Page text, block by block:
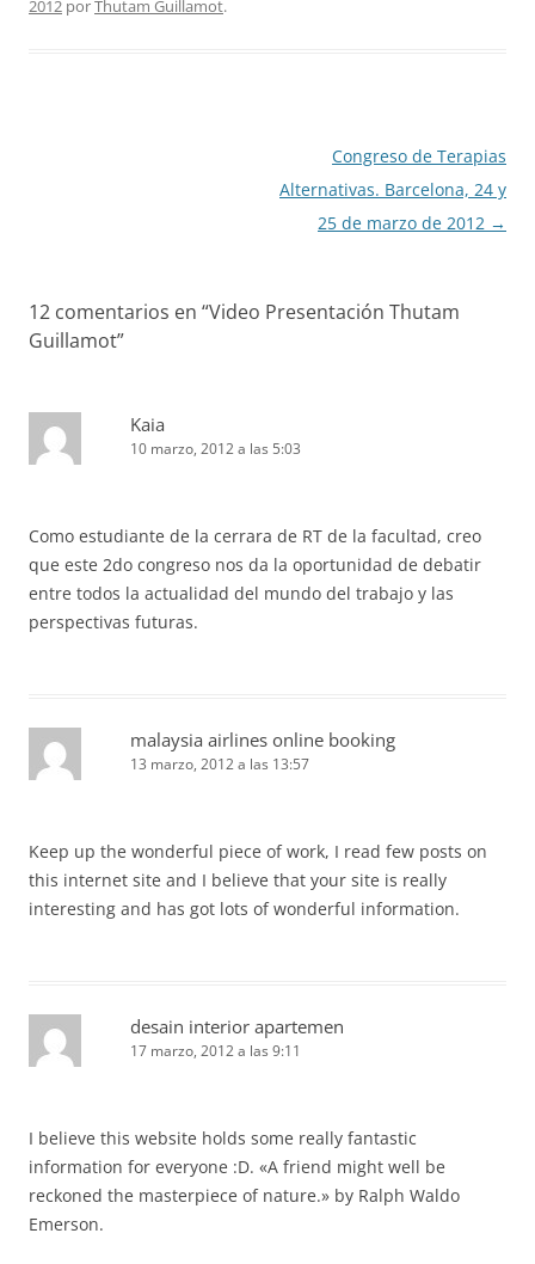
2012 porThutam Guillamot.
Congreso de Terapias
Alternativas. Barcelona, 24 y
25 de marzo de 2012 →
12 comentarios en “Video Presentación Thutam
Guillamot”
Kaia
10 marzo, 2012 a las 5:03
Como estudiante de la cerrara de RT de la facultad, creo
que este 2do congreso nos da la oportunidad de debatir
entre todos la actualidad del mundo del trabajo y las
perspectivas futuras.
malaysia airlines online booking
13 marzo, 2012 a las 13:57
Keep up the wonderful piece of work, I read few posts on
this internet site and I believe that your site is really
interesting and has got lots of wonderful information.
desain interior apartemen
17 marzo, 2012 a las 9:11
I believe this website holds some really fantastic
information for everyone :D. «A friend might well be
reckoned the masterpiece of nature.» by Ralph Waldo
Emerson.